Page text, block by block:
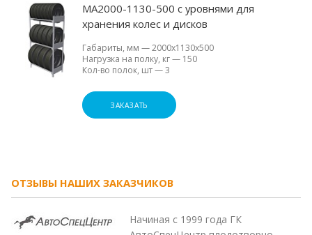
МА2000-1130-500 с уровнями для
хранения колес и дисков
Габариты, мм —2000х1130х500
Нагрузка на полку, кг— 150
Кол-во полок, шт—3
ЗАКАЗАТЬ
ОТЗЫВЫ НАШИХ ЗАКАЗЧИКОВ
Начиная с 1999 года ГК